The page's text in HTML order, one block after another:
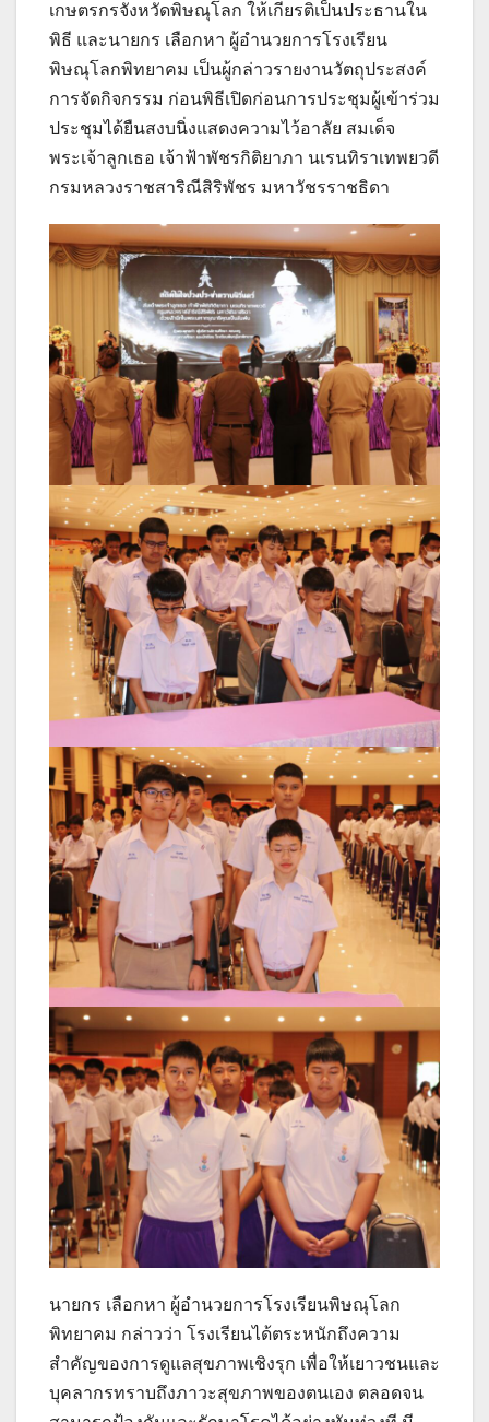
เกษตรกรจังหวัดพิษณุโลก ให้เกียรติเป็นประธานใน
พิธี และนายกร เลือกหา ผู้อำนวยการโรงเรียน
พิษณุโลกพิทยาคม เป็นผู้กล่าวรายงานวัตถุประสงค์
การจัดกิจกรรม ก่อนพิธีเปิดก่อนการประชุมผู้เข้าร่วม
ประชุมได้ยืนสงบนิ่งแสดงความไว้อาลัย สมเด็จ
พระเจ้าลูกเธอ เจ้าฟ้าพัชรกิติยาภา นเรนทิราเทพยวดี
กรมหลวงราชสาริณีสิริพัชร มหาวัชรราชธิดา
​นายกร เลือกหา ผู้อำนวยการโรงเรียนพิษณุโลก
พิทยาคม กล่าวว่า โรงเรียนได้ตระหนักถึงความ
สำคัญของการดูแลสุขภาพเชิงรุก เพื่อให้เยาวชนและ
บุคลากรทราบถึงภาวะสุขภาพของตนเอง ตลอดจน